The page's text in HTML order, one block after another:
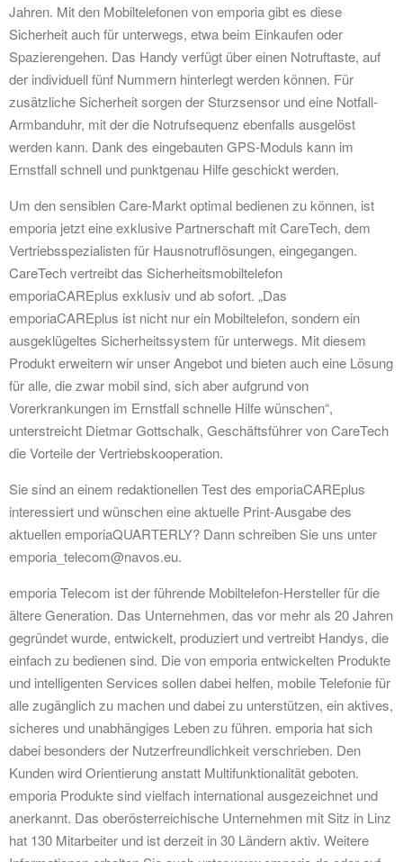
Jahren. Mit den Mobiltelefonen von emporia gibt es diese
Sicherheit auch für unterwegs, etwa beim Einkaufen oder
Spazierengehen. Das Handy verfügt über einen Notruftaste, auf
der individuell fünf Nummern hinterlegt werden können. Für
zusätzliche Sicherheit sorgen der Sturzsensor und eine Notfall-
Armbanduhr, mit der die Notrufsequenz ebenfalls ausgelöst
werden kann. Dank des eingebauten GPS-Moduls kann im
Ernstfall schnell und punktgenau Hilfe geschickt werden.
Um den sensiblen Care-Markt optimal bedienen zu können, ist
emporia jetzt eine exklusive Partnerschaft mit CareTech, dem
Vertriebsspezialisten für Hausnotruflösungen, eingegangen.
CareTech vertreibt das Sicherheitsmobiltelefon
emporiaCAREplus exklusiv und ab sofort. „Das
emporiaCAREplus ist nicht nur ein Mobiltelefon, sondern ein
ausgeklügeltes Sicherheitssystem für unterwegs. Mit diesem
Produkt erweitern wir unser Angebot und bieten auch eine Lösung
für alle, die zwar mobil sind, sich aber aufgrund von
Vorerkrankungen im Ernstfall schnelle Hilfe wünschen“,
unterstreicht Dietmar Gottschalk, Geschäftsführer von CareTech
die Vorteile der Vertriebskooperation.
Sie sind an einem redaktionellen Test des emporiaCAREplus
interessiert und wünschen eine aktuelle Print-Ausgabe des
aktuellen emporiaQUARTERLY? Dann schreiben Sie uns unter
emporia_telecom@navos.eu.
emporia Telecom ist der führende Mobiltelefon-Hersteller für die
ältere Generation. Das Unternehmen, das vor mehr als 20 Jahren
gegründet wurde, entwickelt, produziert und vertreibt Handys, die
einfach zu bedienen sind. Die von emporia entwickelten Produkte
und intelligenten Services sollen dabei helfen, mobile Telefonie für
alle zugänglich zu machen und dabei zu unterstützen, ein aktives,
sicheres und unabhängiges Leben zu führen. emporia hat sich
dabei besonders der Nutzerfreundlichkeit verschrieben. Den
Kunden wird Orientierung anstatt Multifunktionalität geboten.
emporia Produkte sind vielfach international ausgezeichnet und
anerkannt. Das oberösterreichische Unternehmen mit Sitz in Linz
hat 130 Mitarbeiter und ist derzeit in 30 Ländern aktiv. Weitere